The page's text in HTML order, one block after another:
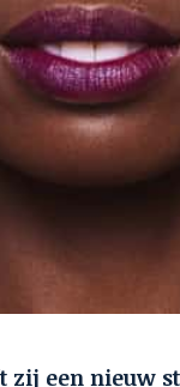
zij een nieuw